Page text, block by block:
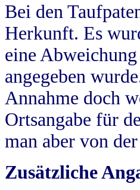
Bei den
Herkunft. Es
eine
angegeben
Annahme doch
Ortsangabe für
man aber von
Zusätzliche